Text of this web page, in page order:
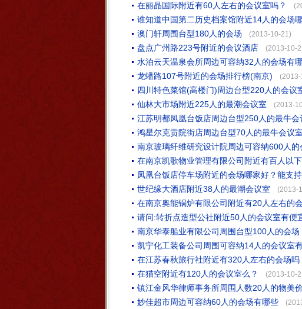
在丽晶国际附近有60人左右的会议室吗？
谁知道中国第二历史档案馆附近14人的会场
澳门轩周围台型180人的会场 (2013-10-21)
盘点广州路223号附近的会议酒店 (2013-10-
水泊云天温泉会所周边可容纳32人的会场有
龙蟠路107号附近的会场排行榜(南京)
四川特色菜馆(高楼门)周边台型220人的会议
仙林大市场附近225人的最潮会议室 (2013-
江苏明都凤凰台饭店周边台型250人的最牛会
鸿星尔克贡院街店周边台型70人的最牛会议室
南京玻璃纤维研究设计院周边可容纳600人的
在南京凯歌物业管理有限公司附近有百人以
凤凰台饭店停车场附近的会场哪家好？能支
世纪缘大酒店附近38人的最潮会议室 (2013-
在南京奥能锅炉有限公司附近有20人左右的
请问:转折点造型公社附近50人的会议室有便
南京华泰船业有限公司周围台型100人的会场
凯宁化工装备公司周围可容纳14人的会议室
在江苏春秋旅行社附近有320人左右的会场吗
在猫空附近有120人的会议室么？ (2013-10-
镇江金风华律师事务所周围人数20人的物美
妙佳超市周边可容纳60人的会场有哪些